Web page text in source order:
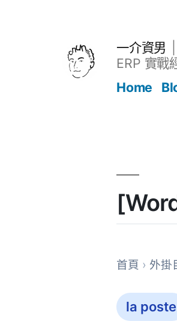
一介資男
ERP 實戰
Home
首頁 › 外掛
la poste